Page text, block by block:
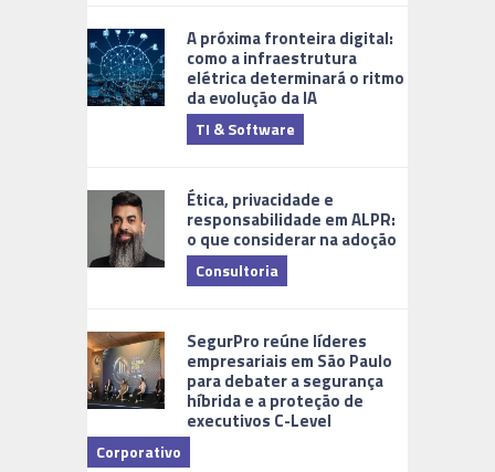
A próxima fronteira digital:
como a infraestrutura
elétrica determinará o ritmo
da evolução da IA
TI & Software
Ética, privacidade e
responsabilidade em ALPR:
o que considerar na adoção
Consultoria
SegurPro reúne líderes
empresariais em São Paulo
para debater a segurança
híbrida e a proteção de
executivos C-Level
Corporativo